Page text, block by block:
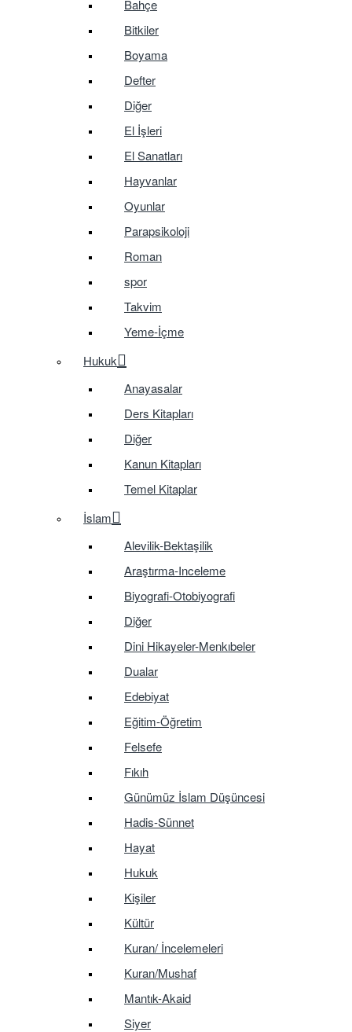
Bahçe
Bitkiler
Boyama
Defter
Diğer
El İşleri
El Sanatları
Hayvanlar
Oyunlar
Parapsikoloji
Roman
spor
Takvim
Yeme-İçme
Hukuk
Anayasalar
Ders Kitapları
Diğer
Kanun Kitapları
Temel Kitaplar
İslam
Alevilik-Bektaşilik
Araştırma-Inceleme
Biyografi-Otobiyografi
Diğer
Dini Hikayeler-Menkıbeler
Dualar
Edebiyat
Eğitim-Öğretim
Felsefe
Fıkıh
Günümüz İslam Düşüncesi
Hadis-Sünnet
Hayat
Hukuk
Kişiler
Kültür
Kuran/ İncelemeleri
Kuran/Mushaf
Mantık-Akaid
Siyer